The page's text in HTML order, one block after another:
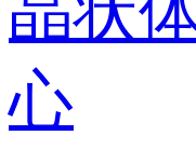
心